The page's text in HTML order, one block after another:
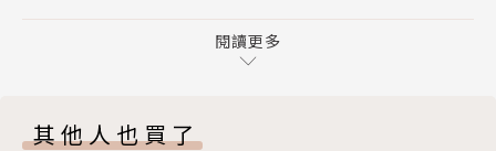
跨刊合作，回應總編輯角色對雜誌視野與社會關照的自
上不同臉譜的時候◎喬齊安
誰在工作中犯了錯？——一念之差的崩壞連鎖◎仁狼血
◎顏瑜專輯◎
閱讀更多
其他人也買了